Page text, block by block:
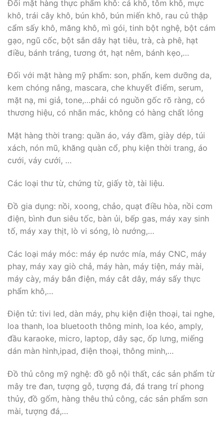
Đối mặt hàng thực phẩm khô: cá khô, tôm khô, mực
khô, trái cây khô, bún khô, bún miến khô, rau củ thập
cẩm sấy khô, măng khô, mì gói, tinh bột nghệ, bột cám
gạo, ngũ cốc, bột sắn dây hạt tiêu, trà, cà phê, hạt
điều, bánh tráng, tương ớt, hạt nêm, bánh kẹo,…
Đối với mặt hàng mỹ phẩm: son, phấn, kem dưỡng da,
kem chóng nắng, mascara, che khuyết điểm, serum,
mặt nạ, mi giả, tone,…phải có nguồn gốc rõ ràng, có
thương hiệu, có nhãn mác, không có hàng chất lỏng
Mặt hàng thời trang: quần áo, váy đầm, giày dép, túi
xách, nón mũ, khăng quàn cổ, phụ kiện thời trang, áo
cưới, váy cưới, …
Các loại thư từ, chứng từ, giấy tờ, tài liệu.
Đồ gia dụng: nồi, xoong, chảo, quạt điều hòa, nồi cơm
điện, bình đun siêu tốc, bàn ủi, bếp gas, máy xay sinh
tố, máy xay thịt, lò vi sóng, lò nướng,…
Các loại máy móc: máy ép nước mía, máy CNC, máy
phay, máy xay giò chả, máy hàn, máy tiện, máy mài,
máy cày, máy bắn điện, máy cắt dây, máy sấy thực
phẩm khô,…
Điện tử: tivi led, dàn máy, phụ kiện điện thoại, tai nghe,
loa thanh, loa bluetooth thông minh, loa kéo, amply,
đầu karaoke, micro, laptop, dây sạc, ốp lưng, miếng
dán màn hình,ipad, điện thoại, thông minh,…
Đồ thủ công mỹ nghệ: đồ gỗ nội thất, các sản phẩm từ
mây tre đan, tượng gỗ, tượng đá, đá trang trí phong
thủy, đồ gốm, hàng thêu thủ công, các sản phẩm sơn
mài, tượng đá,…